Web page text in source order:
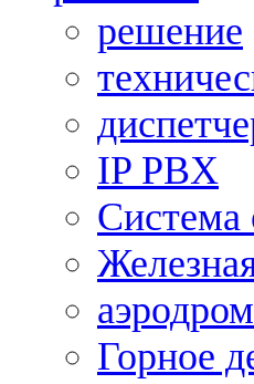
решение
IP PBX
Система
Горное